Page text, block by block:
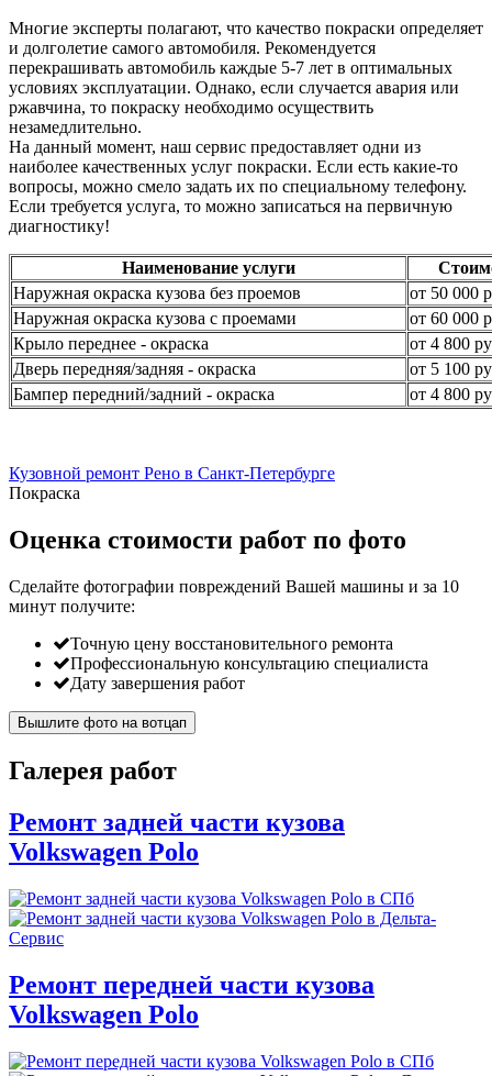
Многие эксперты полагают, что качество покраски определяет
и долголетие самого автомобиля. Рекомендуется
перекрашивать автомобиль каждые 5-7 лет в оптимальных
условиях эксплуатации. Однако, если случается авария или
ржавчина, то покраску необходимо осуществить
незамедлительно.
На данный момент, наш сервис предоставляет одни из
наиболее качественных услуг покраски. Если есть какие-то
вопросы, можно смело задать их по специальному телефону.
Если требуется услуга, то можно записаться на первичную
диагностику!
Наименование услуги
Наружная окраска кузова без проемов
от 50 000
Наружная окраска кузова с проемами
от 60 000
Крыло переднее - окраска
от 4 800
Дверь передняя/задняя - окраска
от 5 100
Бампер передний/задний - окраска
от 4 800
Кузовной ремонт Рено в Санкт-Петербурге
Покраска
Оценка стоимости работ по фото
Сделайте фотографии повреждений Вашей машины и за 10
минут получите:
Точную цену восстановительного ремонта
Профессиональную консультацию специалиста
Дату завершения работ
Вышлите фото на вотцап
Галерея работ
Ремонт задней части кузова
Volkswagen Polo
Ремонт передней части кузова
Volkswagen Polo